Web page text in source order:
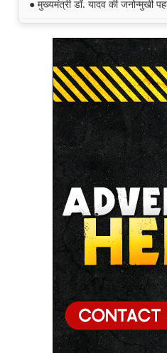
● मुख्यमंत्री डॉ. यादव की जनोन्मुखी
की पुण्यतिथि पर श्रद्धांजलि अर्पित की
● जन-कल्याणकारी तथा हितग्राही
प्रभावी बनाने के लिए अनुशंसाएं देने
● मध्यप्रदेश में सृजन संवाद अभियान